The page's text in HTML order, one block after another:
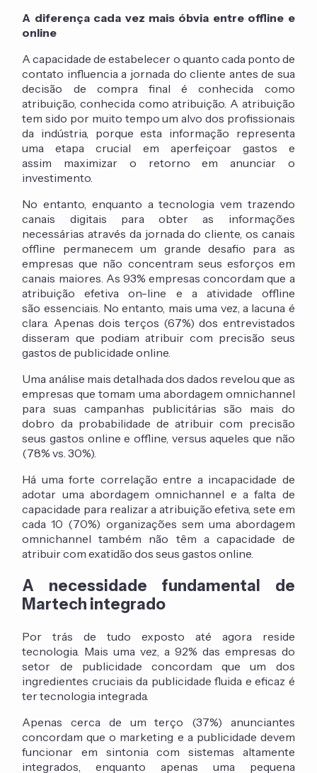
A diferença cada vez mais óbvia entre offline e
online
A capacidade de estabelecer o quanto cada ponto de
contato influencia a jornada do cliente antes de sua
decisão de compra final é conhecida como
atribuição, conhecida como atribuição. A atribuição
tem sido por muito tempo um alvo dos profissionais
da indústria, porque esta informação representa
uma etapa crucial em aperfeiçoar gastos e
assim maximizar o retorno em anunciar o
investimento.
No entanto, enquanto a tecnologia vem trazendo
canais digitais para obter as informações
necessárias através da jornada do cliente, os canais
offline permanecem um grande desafio para as
empresas que não concentram seus esforços em
canais maiores. As 93% empresas concordam que a
atribuição efetiva on-line e a atividade offline
são essenciais. No entanto, mais uma vez, a lacuna é
clara. Apenas dois terços (67%) dos entrevistados
disseram que podiam atribuir com precisão seus
gastos de publicidade online.
Uma análise mais detalhada dos dados revelou que as
empresas que tomam uma abordagem omnichannel
para suas campanhas publicitárias são mais do
dobro da probabilidade de atribuir com precisão
seus gastos online e offline, versus aqueles que não
(78% vs. 30%).
Há uma forte correlação entre a incapacidade de
adotar uma abordagem omnichannel e a falta de
capacidade para realizar a atribuição efetiva, sete em
cada 10 (70%) organizações sem uma abordagem
omnichannel também não têm a capacidade de
atribuir com exatidão dos seus gastos online.
A necessidade fundamental de
Martech integrado
Por trás de tudo exposto até agora reside
tecnologia. Mais uma vez, a 92% das empresas do
setor de publicidade concordam que um dos
ingredientes cruciais da publicidade fluida e eficaz é
ter tecnologia integrada.
Apenas cerca de um terço (37%) anunciantes
concordam que o marketing e a publicidade devem
funcionar em sintonia com sistemas altamente
integrados, enquanto apenas uma pequena